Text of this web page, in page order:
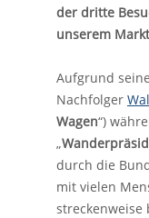
der dritte
unserem
Aufgrund
Nachfolger
Wagen“)
„
durch die
mit vielen